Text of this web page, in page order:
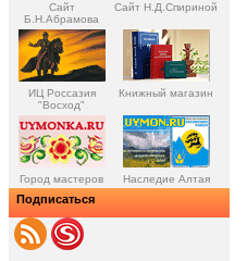
Сайт
Б.Н.Абрамова
Сайт Н.Д.Спириной
ИЦ Россазия
"Восход"
Книжный магазин
Город мастеров Наследие Алтая
Подписаться